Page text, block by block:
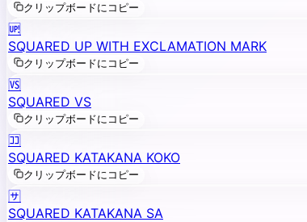
クリップボードにコピー
🆙
SQUARED UP WITH EXCLAMATION MARK
クリップボードにコピー
🆚
SQUARED VS
クリップボードにコピー
🈁
SQUARED KATAKANA KOKO
クリップボードにコピー
🈂️
SQUARED KATAKANA SA